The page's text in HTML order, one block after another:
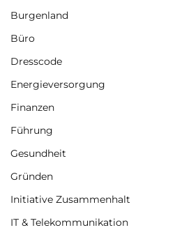
Burgenland
Büro
Dresscode
Energieversorgung
Finanzen
Führung
Gesundheit
Gründen
Initiative Zusammenhalt
IT & Telekommunikation